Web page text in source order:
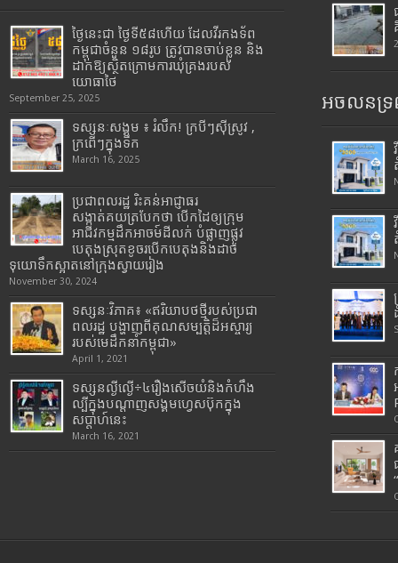
ថ្ងៃនេះជា ថ្ងៃទី៥៨ហើយ ដែលវីរកងទ័ព
កម្ពុជាចំនួន ១៨រូប ត្រូវបានចាប់ខ្លួន និង
ដាក់ឱ្យស្ថិតក្រោមការឃុំគ្រងរបស់
យោធាថៃ
September 25, 2025
ទស្សនៈសង្គម ៖ រំលឹក! ក្របីៗស៊ីស្រូវ ,
ក្រពើៗក្នុងទឹក
March 16, 2025
ប្រជាពលរដ្ឋ រិះគន់អាជ្ញាធរ
សង្កាត់គយត្របែកថា បើកដៃឲ្យក្រុម
អាជីវកម្មដឹកអាចម៍ដីលក់ បំផ្លាញផ្លូវ
បេតុងស្រុតខូចរបើកបេតុងនិងដាច់
ទុយោទឹកស្អាតនៅក្រុងស្វាយរៀង
November 30, 2024
ទស្សនៈវិភាគ៖ «ឥរិយាបថថ្មីរបស់ប្រជា
ពលរដ្ឋ បង្ហាញពីគុណសម្បត្តិដ៏អស្ចារ្យ
របស់មេដឹកនាំកម្ពុជា»
April 1, 2021
ទស្សនល្ងីល្ងើ÷៤រឿងសើចយំនិងកំហឹង
ល្បីក្នុងបណ្តាញសង្គមហ្វេសប៊ុកក្នុង
សប្តាហ៍នេះ
March 16, 2021
អចលនទ្រ